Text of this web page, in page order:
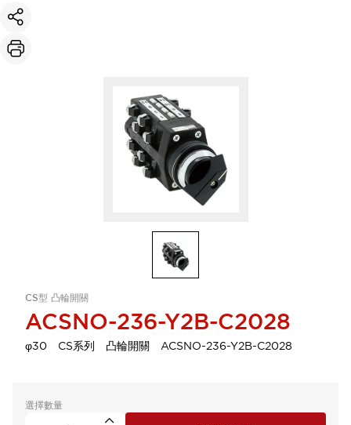
CS型 凸輪開關
ACSNO-236-Y2B-C2028
φ30 CS系列 凸輪開關 ACSNO-236-Y2B-C2028
選擇數量